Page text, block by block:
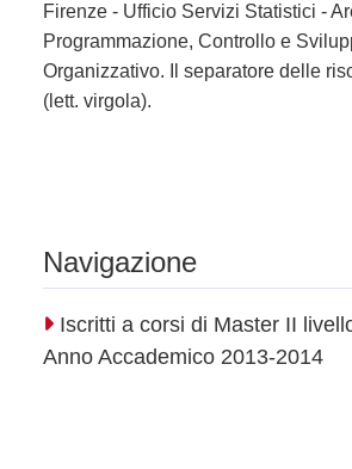
Firenze - Ufficio Servizi Statistici -
Programmazione, Controllo e
Organizzativo. Il separatore delle
(lett. virgola).
Navigazione
Iscritti a corsi di Master II
Anno Accademico 2013-2014